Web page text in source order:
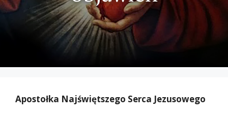
Apostołka Najświętszego Serca Jezusowego